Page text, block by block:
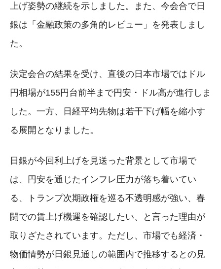
上げ姿勢の継続を示しました。また、今会合で日
銀は「金融政策の多角的レビュー」を発表しまし
た。
決定会合の結果を受け、直後の日本市場ではドル
円相場が155円台前半まで円安・ドル高が進行しま
した。一方、日経平均先物は若干下げ幅を縮小す
る展開となりました。
日銀が今回利上げを見送った背景として市場で
は、円安を通じたインフレ圧力が落ち着いてい
る、トランプ次期政権を巡る不透明感が強い、春
闘での賃上げ機運を確認したい、と言った理由が
取りざたされています。ただし、市場でも経済・
物価情勢が日銀見通しの範囲内で推移するとの見